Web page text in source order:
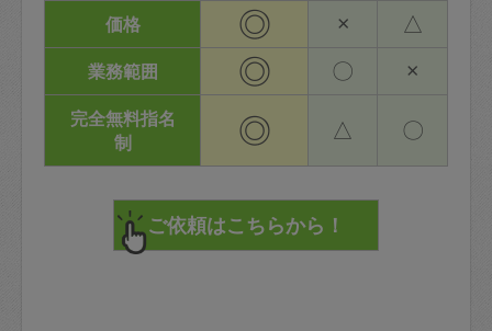
価格
◎ × △
業務範囲 ◎ 〇 ×
完全無料指名
制
◎ △ 〇